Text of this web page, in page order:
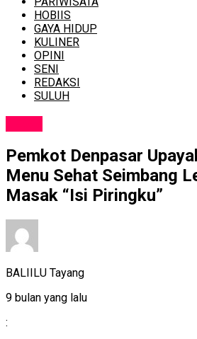
HOBIIS
GAYA HIDUP
KULINER
OPINI
SENI
REDAKSI
SULUH
Pemkot Denpasar
Menu Sehat Seimbang
Masak “Isi Piringku”
BALIILU Tayang
9 bulan yang lalu
: